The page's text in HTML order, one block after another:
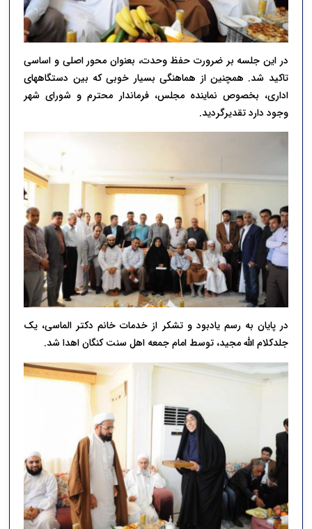
در این جلسه بر ضرورت حفظ وحدت، بعنوان محور اصلی و اساسی
تاکید شد. همچنین از هماهنگی بسیار خوبی که بین دستگاههای
اداری، بخصوص نماینده مجلس، فرماندار محترم و شورای شهر
وجود دارد تقدیرگردید.
در پایان به رسم یادبود و تشکر از خدمات خانم دکتر الماسی، یک
جلدکلام الله مجید، توسط امام جمعه اهل سنت کنگان اهدا شد.